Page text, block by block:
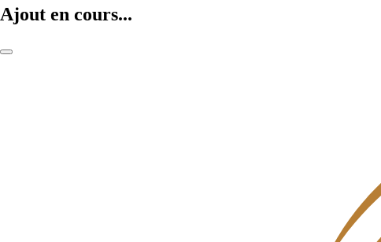
Ajout en cours...